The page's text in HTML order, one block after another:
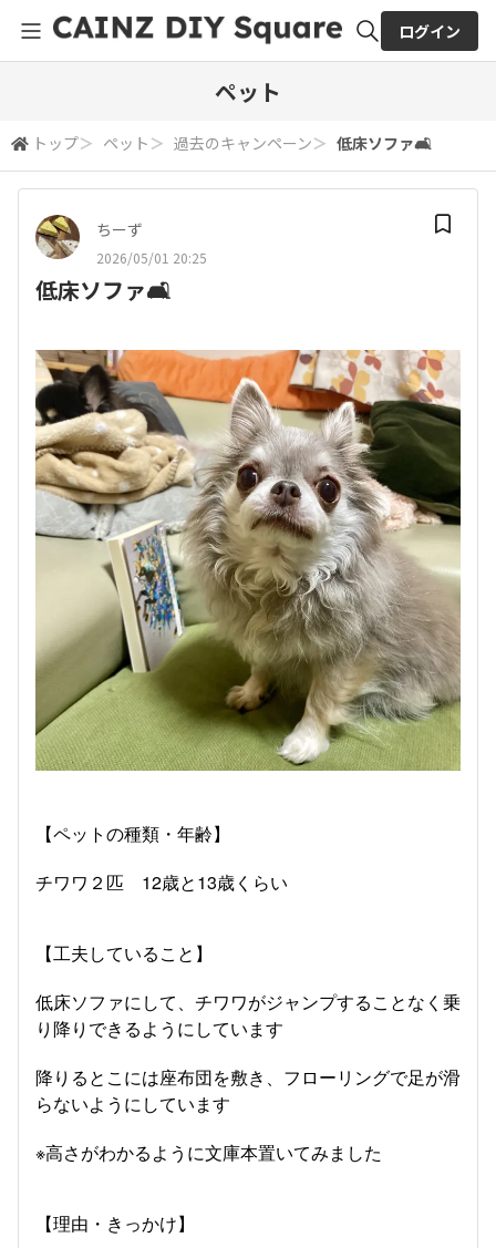
検索
ログイン
ペット
トップ＞ ペット ＞ 過去のキャンペーン＞ 低床ソファ🛋️
ちーず
2026/05/01 20:25
低床ソファ🛋️
【ペットの種類・年齢】
チワワ２匹 12歳と13歳くらい
【工夫していること】
低床ソファにして、チワワがジャンプすることなく乗
り降りできるようにしています
降りるとこには座布団を敷き、フローリングで足が滑
らないようにしています
※高さがわかるように文庫本置いてみました
【理由・きっかけ】